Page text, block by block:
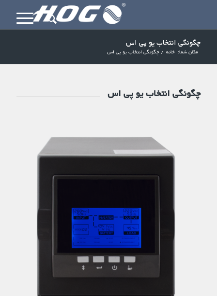
چگونگی انتخاب یو پی اس
مکان شما: خانه / چگونگی انتخاب یو پی اس
چگونگی انتخاب یو پی اس